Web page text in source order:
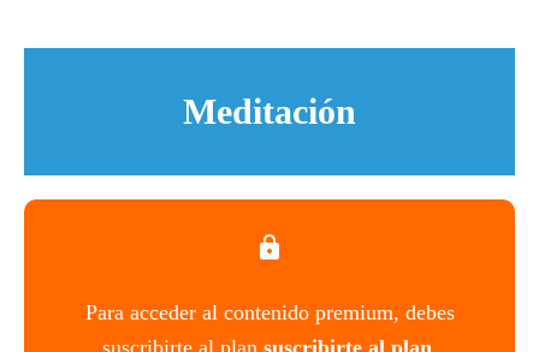
Meditación
Para acceder al contenido premium, debes
suscribirte al plan suscribirte al plan.